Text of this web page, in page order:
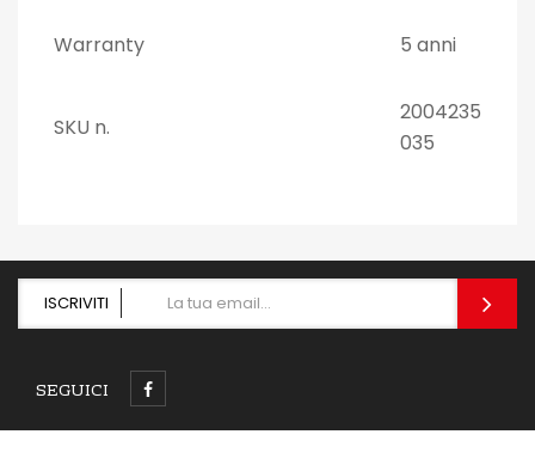
Warranty 5 anni
SKU n.
2004235
035
ISCRIVITI
SEGUICI